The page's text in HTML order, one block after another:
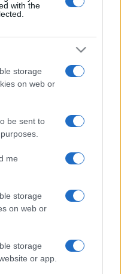
with the
storage
on web or
be sent to
me
storage
on web or
storage
or app.
12.6k
le infiltrazioni da